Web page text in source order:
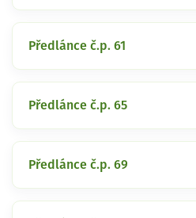
Předlánce č.p. 61
Předlánce č.p. 65
Předlánce č.p. 69